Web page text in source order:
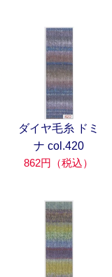
ダイヤ毛糸 ドミ
ナ col.420
862円（税込）